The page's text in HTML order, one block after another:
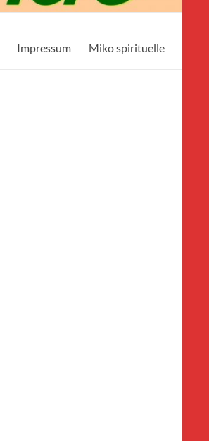
Impressum Miko spirituelle